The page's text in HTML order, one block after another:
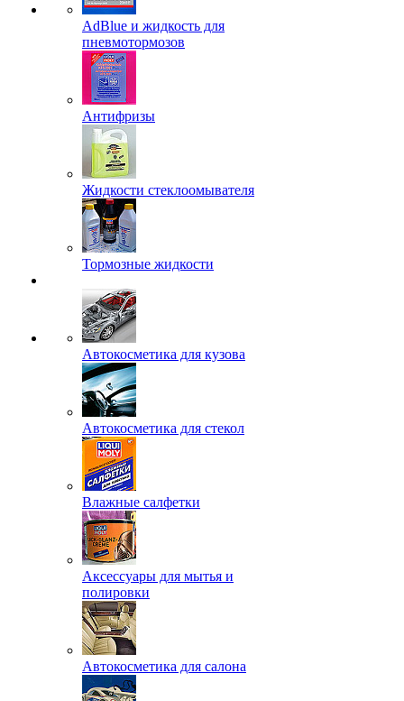
AdBlue и жидкость для
пневмотормозов
Антифризы
Жидкости стеклоомывателя
Тормозные жидкости
Автокосметика для кузова
Автокосметика для стекол
Влажные салфетки
Аксессуары для мытья и
полировки
Автокосметика для салона